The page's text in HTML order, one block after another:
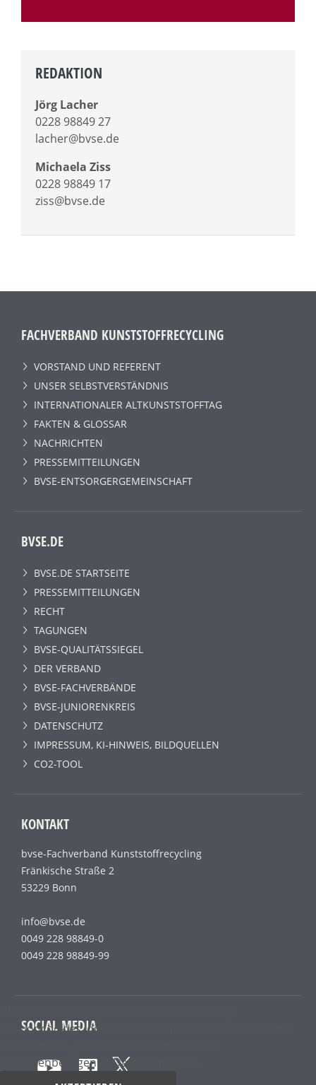
REDAKTION
Jörg Lacher
0228 98849 27
lacher@bvse.de
Michaela Ziss
0228 98849 17
ziss@bvse.de
FACHVERBAND KUNSTSTOFFRECYCLING
VORSTAND UND REFERENT
UNSER SELBSTVERSTÄNDNIS
INTERNATIONALER ALTKUNSTSTOFFTAG
FAKTEN & GLOSSAR
NACHRICHTEN
PRESSEMITTEILUNGEN
BVSE-ENTSORGERGEMEINSCHAFT
BVSE.DE
BVSE.DE STARTSEITE
PRESSEMITTEILUNGEN
RECHT
TAGUNGEN
BVSE-QUALITÄTSSIEGEL
DER VERBAND
BVSE-FACHVERBÄNDE
BVSE-JUNIORENKREIS
DATENSCHUTZ
IMPRESSUM, KI-HINWEIS, BILDQUELLEN
CO2-TOOL
KONTAKT
bvse-Fachverband Kunststoffrecycling
Fränkische Straße 2
53229 Bonn
info@bvse.de
0049 228 98849-0
0049 228 98849-99
SOCIAL MEDIA
Sessioncookies, die das einwandfreie Funktionieren der
personenbezogenen Daten enthalten.